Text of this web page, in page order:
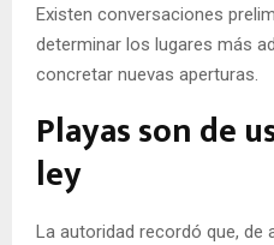
Existen conversaciones
determinar los lugares más
concretar nuevas aperturas.
Playas son de
ley
La autoridad recordó que, de